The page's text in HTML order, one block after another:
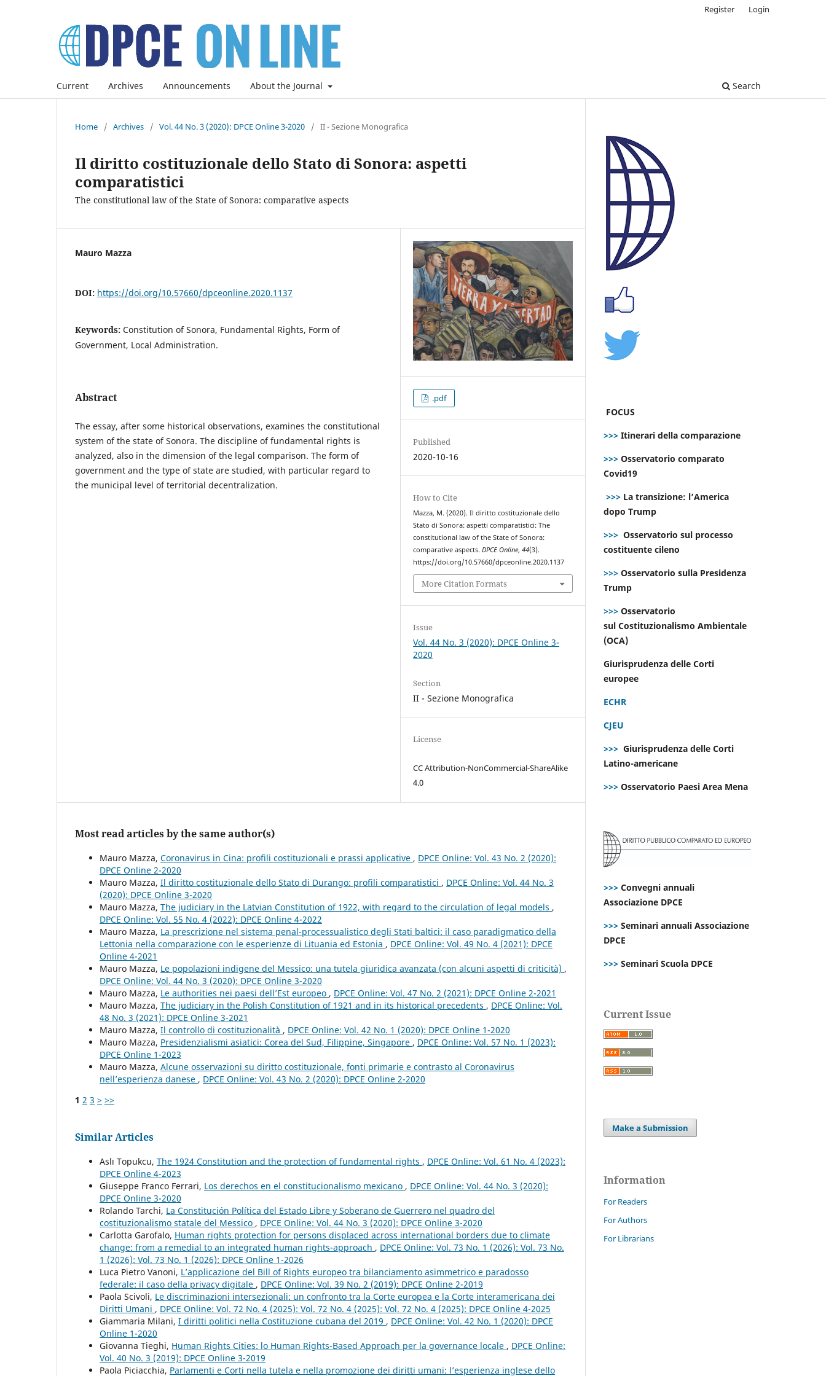
Current Archives Announcements About the Journal Search
Register Login
Home / Archives / Vol. 44 No. 3 (2020): DPCE Online 3-2020 / II - Sezione Monografica
Il diritto costituzionale dello Stato di Sonora: aspetti
comparatistici
The constitutional law of the State of Sonora: comparative aspects
Mauro Mazza
DOI: https://doi.org/10.57660/dpceonline.2020.1137
Keywords: Constitution of Sonora, Fundamental Rights, Form of
Government, Local Administration.
Abstract
The essay, after some historical observations, examines the constitutional
system of the state of Sonora. The discipline of fundamental rights is
analyzed, also in the dimension of the legal comparison. The form of
government and the type of state are studied, with particular regard to
the municipal level of territorial decentralization.
.pdf
Published
2020-10-16
How to Cite
Mazza, M. (2020). Il diritto costituzionale dello
Stato di Sonora: aspetti comparatistici: The
constitutional law of the State of Sonora:
comparative aspects.DPCE Online,44(3).
https://doi.org/10.57660/dpceonline.2020.1137
More Citation Formats
Issue
Vol. 44 No. 3 (2020): DPCE Online 3-
2020
Section
II - Sezione Monografica
License
CC Attribution-NonCommercial-ShareAlike
4.0
Most read articles by the same author(s)
Mauro Mazza, Coronavirus in Cina: profili costituzionali e prassi applicative , DPCE Online: Vol. 43 No. 2 (2020):
DPCE Online 2-2020
Mauro Mazza, Il diritto costituzionale dello Stato di Durango: profili comparatistici , DPCE Online: Vol. 44 No. 3
(2020): DPCE Online 3-2020
Mauro Mazza, The judiciary in the Latvian Constitution of 1922, with regard to the circulation of legal models ,
DPCE Online: Vol. 55 No. 4 (2022): DPCE Online 4-2022
Mauro Mazza, La prescrizione nel sistema penal-processualistico degli Stati baltici: il caso paradigmatico della
Lettonia nella comparazione con le esperienze di Lituania ed Estonia , DPCE Online: Vol. 49 No. 4 (2021): DPCE
Online 4-2021
Mauro Mazza, Le popolazioni indigene del Messico: una tutela giuridica avanzata (con alcuni aspetti di criticità) ,
DPCE Online: Vol. 44 No. 3 (2020): DPCE Online 3-2020
Mauro Mazza, Le authorities nei paesi dell’Est europeo , DPCE Online: Vol. 47 No. 2 (2021): DPCE Online 2-2021
Mauro Mazza, The judiciary in the Polish Constitution of 1921 and in its historical precedents , DPCE Online: Vol.
48 No. 3 (2021): DPCE Online 3-2021
Mauro Mazza, Il controllo di costituzionalità , DPCE Online: Vol. 42 No. 1 (2020): DPCE Online 1-2020
Mauro Mazza, Presidenzialismi asiatici: Corea del Sud, Filippine, Singapore , DPCE Online: Vol. 57 No. 1 (2023):
DPCE Online 1-2023
Mauro Mazza, Alcune osservazioni su diritto costituzionale, fonti primarie e contrasto al Coronavirus
nell’esperienza danese , DPCE Online: Vol. 43 No. 2 (2020): DPCE Online 2-2020
1 2 3 > >>
Similar Articles
Aslı Topukcu, The 1924 Constitution and the protection of fundamental rights , DPCE Online: Vol. 61 No. 4 (2023):
DPCE Online 4-2023
Giuseppe Franco Ferrari, Los derechos en el constitucionalismo mexicano , DPCE Online: Vol. 44 No. 3 (2020):
DPCE Online 3-2020
Rolando Tarchi, La Constitución Política del Estado Libre y Soberano de Guerrero nel quadro del
costituzionalismo statale del Messico , DPCE Online: Vol. 44 No. 3 (2020): DPCE Online 3-2020
Carlotta Garofalo, Human rights protection for persons displaced across international borders due to climate
change: from a remedial to an integrated human rights-approach , DPCE Online: Vol. 73 No. 1 (2026): Vol. 73 No.
1 (2026): Vol. 73 No. 1 (2026): DPCE Online 1-2026
Luca Pietro Vanoni, L’applicazione del Bill of Rights europeo tra bilanciamento asimmetrico e paradosso
federale: il caso della privacy digitale , DPCE Online: Vol. 39 No. 2 (2019): DPCE Online 2-2019
Paola Scivoli, Le discriminazioni intersezionali: un confronto tra la Corte europea e la Corte interamericana dei
Diritti Umani , DPCE Online: Vol. 72 No. 4 (2025): Vol. 72 No. 4 (2025): Vol. 72 No. 4 (2025): DPCE Online 4-2025
Giammaria Milani, I diritti politici nella Costituzione cubana del 2019 , DPCE Online: Vol. 42 No. 1 (2020): DPCE
Online 1-2020
Giovanna Tieghi, Human Rights Cities: lo Human Rights-Based Approach per la governance locale , DPCE Online:
Vol. 40 No. 3 (2019): DPCE Online 3-2019
Paola Piciacchia, Parlamenti e Corti nella tutela e nella promozione dei diritti umani: l’esperienza inglese dello
FOCUS
>>> Itinerari della comparazione
>>> Osservatorio comparato
Covid19
>>> La transizione: l’America
dopo Trump
>>> Osservatorio sul processo
costituente cileno
>>> Osservatorio sulla Presidenza
Trump
>>> Osservatorio
sul Costituzionalismo Ambientale
(OCA)
Giurisprudenza delle Corti
europee
ECHR
CJEU
>>> Giurisprudenza delle Corti
Latino-americane
>>> Osservatorio Paesi Area Mena
>>> Convegni annuali
Associazione DPCE
>>> Seminari annuali Associazione
DPCE
>>> Seminari Scuola DPCE
Current Issue
Make a Submission
Information
For Readers
For Authors
For Librarians